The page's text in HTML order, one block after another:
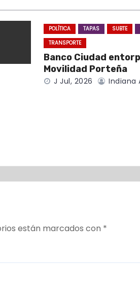
POLÍTICA TAPAS SUBTE
TRANSPORTE
Banco Ciudad
Movilidad Porteña
J Jul, 2026 Indiana
están marcados con *